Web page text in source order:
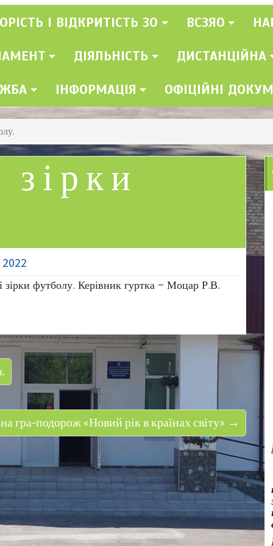
І ВІДКРИТІСТЬ ЗО ВСЗЯО
ДІЯЛЬНІСТЬ ДИСТАНЦІЙНА
ІНФОРМАЦІЯ ОФІЦІЙНІ
зірки футболу. Керівник гуртка – Моцар Р.В.
гра-подорож «Новий рік в країнах світу» →